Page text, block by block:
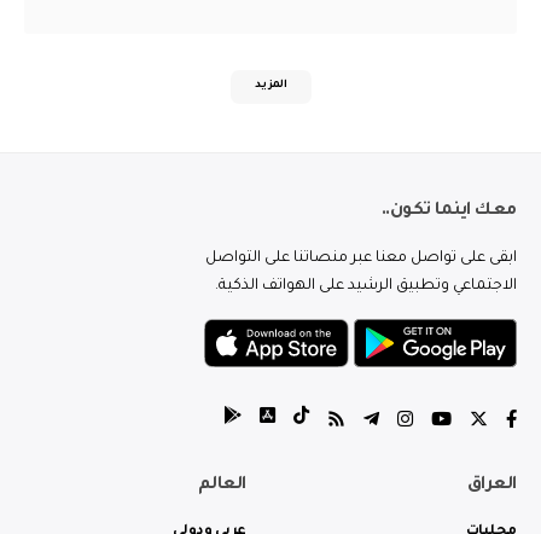
المزيد
معك اينما تكون..
ابقى على تواصل معنا عبر منصاتنا على التواصل
الاجتماعي وتطبيق الرشيد على الهواتف الذكية.
العراق العالم